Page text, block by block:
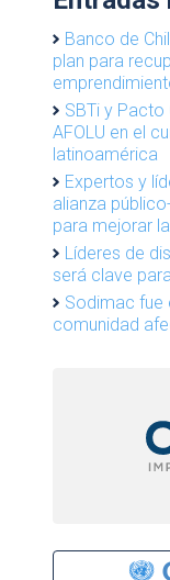
Banco de
plan para
SBTi y Pacto
AFOLU en el
latinoamérica
Expertos y
alianza
para mejorar
Líderes de
será clave
Sodimac fue
comunidad